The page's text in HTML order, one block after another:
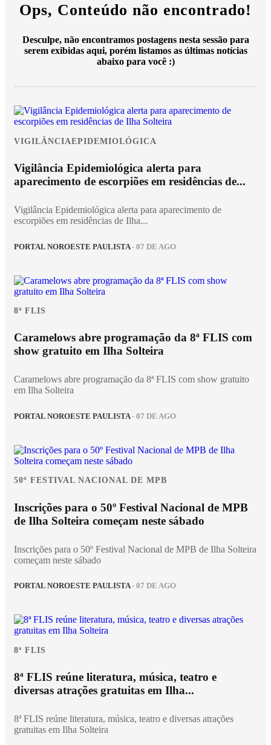
Ops, Conteúdo não encontrado!
Desculpe, não encontramos postagens nesta sessão para
serem exibidas aqui, porém listamos as últimas notícias
abaixo para você :)
VIGILÂNCIAEPIDEMIOLÓGICA
Vigilância Epidemiológica alerta para
aparecimento de escorpiões em residências de...
Vigilância Epidemiológica alerta para aparecimento de
escorpiões em residências de Ilha...
PORTAL NOROESTE PAULISTA- 07 DE AGO
8ª FLIS
Caramelows abre programação da 8ª FLIS com
show gratuito em Ilha Solteira
Caramelows abre programação da 8ª FLIS com show gratuito
em Ilha Solteira
PORTAL NOROESTE PAULISTA- 07 DE AGO
50º FESTIVAL NACIONAL DE MPB
Inscrições para o 50º Festival Nacional de MPB
de Ilha Solteira começam neste sábado
Inscrições para o 50º Festival Nacional de MPB de Ilha Solteira
começam neste sábado
PORTAL NOROESTE PAULISTA- 07 DE AGO
8ª FLIS
8ª FLIS reúne literatura, música, teatro e
diversas atrações gratuitas em Ilha...
8ª FLIS reúne literatura, música, teatro e diversas atrações
gratuitas em Ilha Solteira